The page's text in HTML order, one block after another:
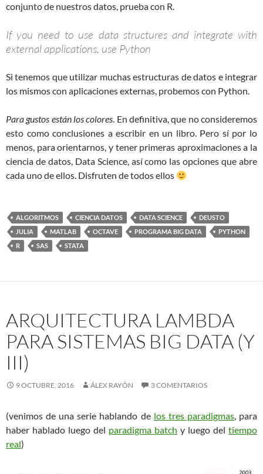
conjunto de nuestros datos, prueba con R.
If you need to use data structures and integrate with
external applications, use Python
Si tenemos que utilizar muchas estructuras de datos e integrar
los mismos con aplicaciones externas, probemos con Python.
Para gustos están los colores. En definitiva, que no consideremos
esto como conclusiones a escribir en un libro. Pero sí por lo
menos, para orientarnos, y tener primeras aproximaciones a la
ciencia de datos, Data Science, así como las opciones que abre
cada uno de ellos. Disfruten de todos ellos
ALGORITMOS CIENCIA DATOS DATA SCIENCE
DEUSTO
JULIA
MATLAB OCTAVE PROGRAMA BIG DATA
PYTHON
R
SAS STATA
ARQUITECTURA LAMBDA
PARA SISTEMAS BIG DATA (Y
III)
9 OCTUBRE, 2016 ÁLEX RAYÓN 3 COMENTARIOS
(venimos de una serie hablando de los tres paradigmas, para
haber hablado luego del paradigma batch y luego del tiempo
real)